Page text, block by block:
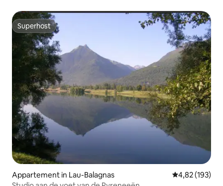
Superhost
Superhost
Appartement in Lau-Balagnas Gemiddelde
4,82 (193)